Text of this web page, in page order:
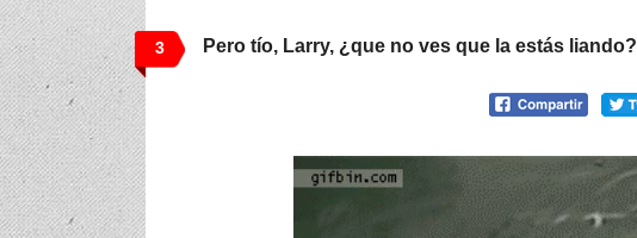
3 Pero tío, Larry, ¿que no ves que la estás liando?